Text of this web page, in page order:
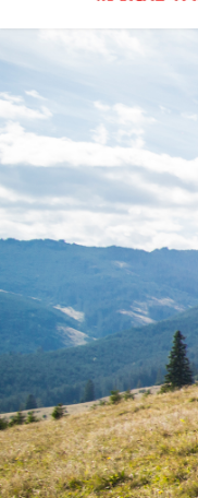
Devenir membre
Revue de presse
Guide de la vente directe
Film de présentation
Fête Marché Paysan
Partenaires